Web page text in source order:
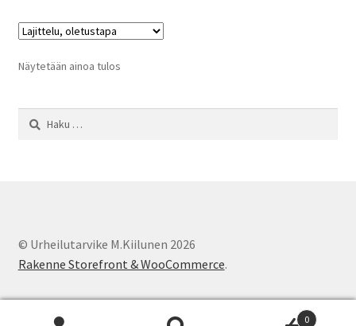
Näytetään ainoa tulos
Haku:
© Urheilutarvike M.Kiilunen 2026
Rakenne Storefront & WooCommerce.
0